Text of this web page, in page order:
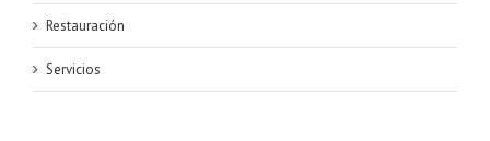
Restauración
Servicios